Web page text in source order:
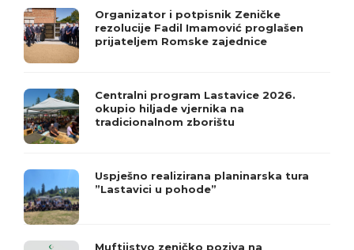
Organizator i potpisnik Zeničke
rezolucije Fadil Imamović proglašen
prijateljem Romske zajednice
Centralni program Lastavice 2026.
okupio hiljade vjernika na
tradicionalnom zborištu
Uspješno realizirana planinarska tura
”Lastavici u pohode”
Muftijstvo zeničko poziva na